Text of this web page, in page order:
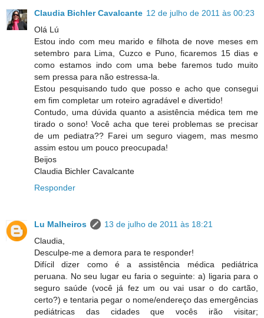
Claudia Bichler Cavalcante 12 de julho de 2011 às 00:23
Olá Lú
Estou indo com meu marido e filhota de nove meses em
setembro para Lima, Cuzco e Puno, ficaremos 15 dias e
como estamos indo com uma bebe faremos tudo muito
sem pressa para não estressa-la.
Estou pesquisando tudo que posso e acho que consegui
em fim completar um roteiro agradável e divertido!
Contudo, uma dúvida quanto a asistência médica tem me
tirado o sono! Você acha que terei problemas se precisar
de um pediatra?? Farei um seguro viagem, mas mesmo
assim estou um pouco preocupada!
Beijos
Claudia Bichler Cavalcante
Responder
Lu Malheiros
13 de julho de 2011 às 18:21
Claudia,
Desculpe-me a demora para te responder!
Difícil dizer como é a assistência médica pediátrica
peruana. No seu lugar eu faria o seguinte: a) ligaria para o
seguro saúde (você já fez um ou vai usar o do cartão,
certo?) e tentaria pegar o nome/endereço das emergências
pediátricas das cidades que vocês irão visitar;